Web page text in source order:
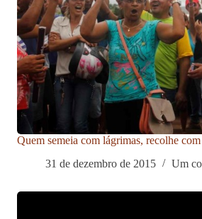
Quem semeia com lágrimas, recolhe
31 de dezembro de 2015
Um